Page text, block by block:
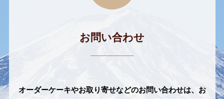
お問い合わせ
オーダーケーキやお取り寄せなどのお問い合わせは、 お